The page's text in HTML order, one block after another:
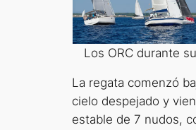
Los ORC durante
La regata comenzó
cielo despejado y
estable de 7 nudos,